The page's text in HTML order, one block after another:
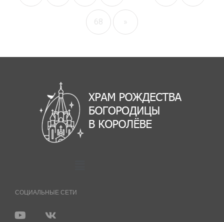
68 »
СОЦИАЛЬНЫЕ СЕТИ